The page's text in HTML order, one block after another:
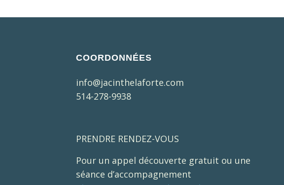
COORDONNÉES
info@jacinthelaforte.com
514-278-9938
PRENDRE RENDEZ-VOUS
Pour un appel découverte gratuit ou une
séance d’accompagnement